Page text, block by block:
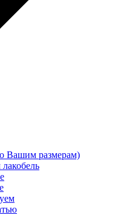
Вашим размерам)